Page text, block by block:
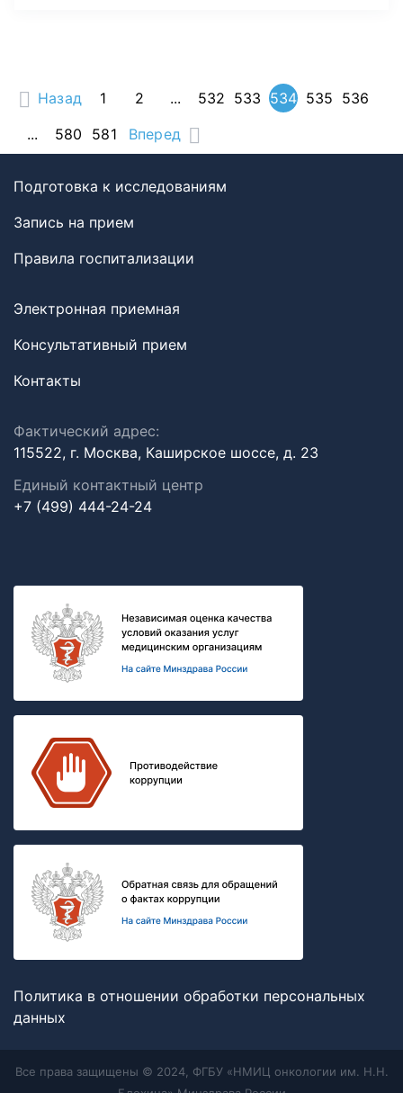
Назад 1 2 ... 532 533 534 535 536
...
580 581 Вперед
Подготовка к исследованиям
Запись на прием
Правила госпитализации
Электронная приемная
Консультативный прием
Контакты
Фактический адрес:
115522, г. Москва, Каширское шоссе, д. 23
Единый контактный центр
+7 (499) 444-24-24
Политика в отношении обработки персональных
данных
Все права защищены © 2024, ФГБУ «НМИЦ онкологии им. Н.Н.